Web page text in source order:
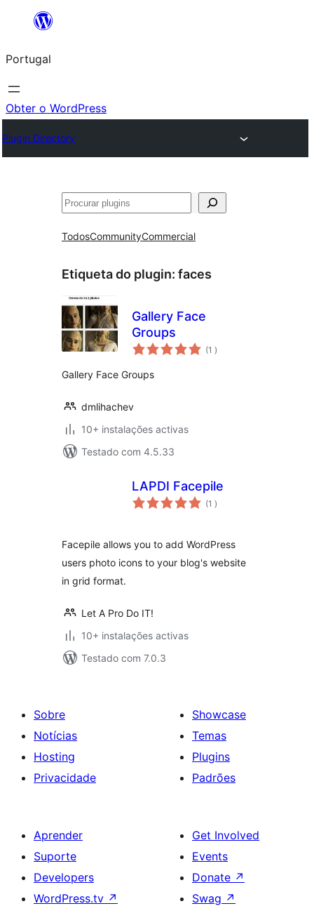
Saltar
o
conteúdo
Portugal
Obter o WordPress
Plugin Directory
Pesquisar
TodosCommunityCommercial
Etiqueta do plugin: faces
Gallery Face
Groups
(1 classificações
)
Gallery Face Groups
dmlihachev
10+ instalações activas
Testado com 4.5.33
LAPDI Facepile
(1 classificações
)
Facepile allows you to add WordPress
users photo icons to your blog's website
in grid format.
Let A Pro Do IT!
10+ instalações activas
Testado com 7.0.3
Sobre
Notícias
Hosting
Privacidade
Showcase
Temas
Plugins
Padrões
Aprender
Suporte
Developers
WordPress.tv ↗
Get Involved
Events
Donate ↗
Swag ↗